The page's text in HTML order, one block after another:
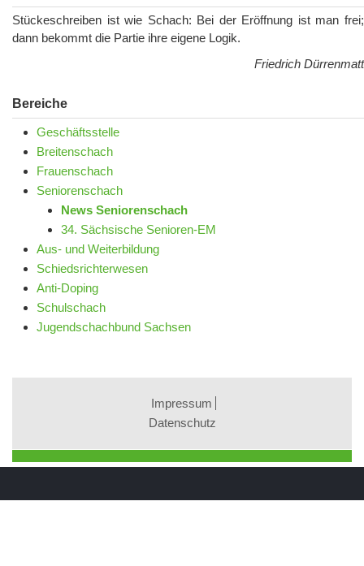
Stückeschreiben ist wie Schach: Bei der Eröffnung ist man frei;
dann bekommt die Partie ihre eigene Logik.
Friedrich Dürrenmatt
Bereiche
Geschäftsstelle
Breitenschach
Frauenschach
Seniorenschach
News Seniorenschach
34. Sächsische Senioren-EM
Aus- und Weiterbildung
Schiedsrichterwesen
Anti-Doping
Schulschach
Jugendschachbund Sachsen
Impressum
Datenschutz